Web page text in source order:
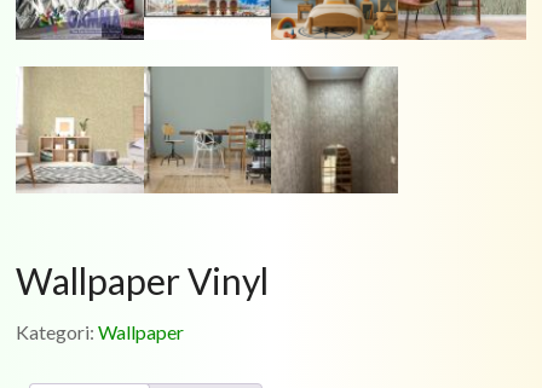
Wallpaper Vinyl
Kategori:Wallpaper